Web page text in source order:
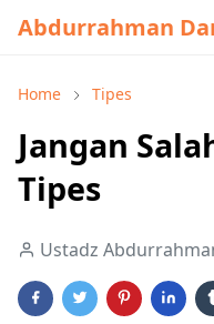
Abdurrahman
Home Tipes
Jangan
Tipes
Ustadz